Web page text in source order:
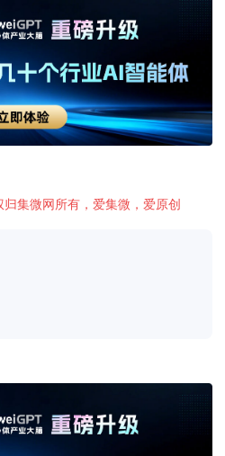
集微网所有，爱集微，爱原创